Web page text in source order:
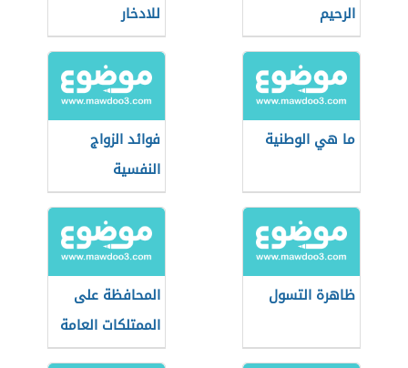
الرحيم
للادخار
ما هي الوطنية
فوائد الزواج
النفسية
ظاهرة التسول
المحافظة على
الممتلكات العامة